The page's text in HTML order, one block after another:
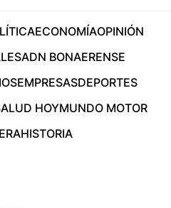
ECONOMÍAOPINIÓN
ADN BONAERENSE
EMPRESASDEPORTES
HOYMUNDO MOTOR
HISTORIA